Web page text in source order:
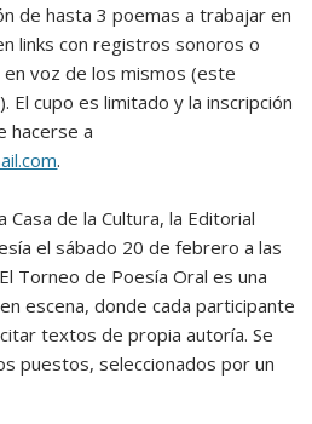
de hasta 3 poemas a trabajar en
links con registros sonoros o
voz de los mismos (este
cupo es limitado y la inscripción
hacerse a
.
Casa de la Cultura, la Editorial
el sábado 20 de febrero a las
Torneo de Poesía Oral es una
escena, donde cada participante
textos de propia autoría. Se
puestos, seleccionados por un